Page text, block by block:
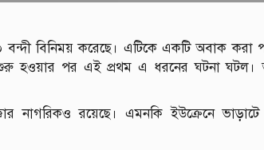
বন্দী বিনিময় করেছে। এটিকে একটি অবাক করা
শুরু হওয়ার পর এই প্রথম এ ধরনের ঘটনা
নাগরিকও রয়েছে। এমনকি ইউক্রেনে